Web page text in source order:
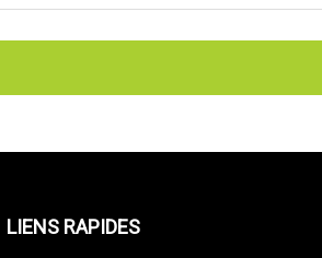
LIENS RAPIDES